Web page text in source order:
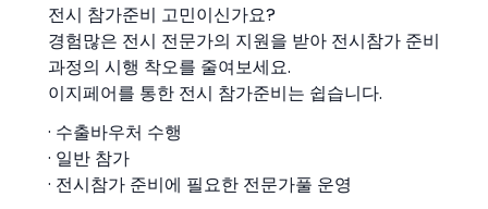
전시 참가준비 고민이신가요?
경험많은 전시 전문가의 지원을 받아 전시참가 준비
과정의 시행 착오를 줄여보세요.
이지페어를 통한 전시 참가준비는 쉽습니다.
· 수출바우처 수행
· 일반 참가
· 전시참가 준비에 필요한 전문가풀 운영